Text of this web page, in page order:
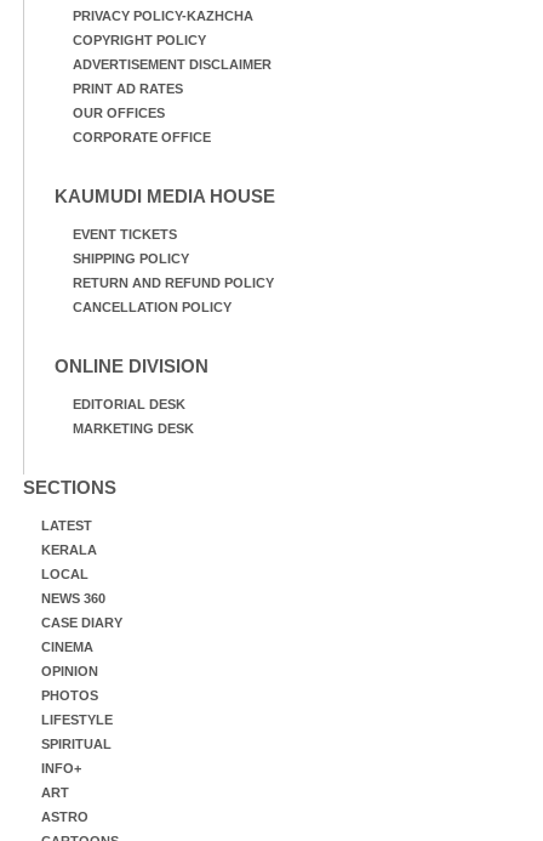
PRIVACY POLICY-KAZHCHA
COPYRIGHT POLICY
ADVERTISEMENT DISCLAIMER
PRINT AD RATES
OUR OFFICES
CORPORATE OFFICE
KAUMUDI MEDIA HOUSE
EVENT TICKETS
SHIPPING POLICY
RETURN AND REFUND POLICY
CANCELLATION POLICY
ONLINE DIVISION
EDITORIAL DESK
MARKETING DESK
SECTIONS
LATEST
KERALA
LOCAL
NEWS 360
CASE DIARY
CINEMA
OPINION
PHOTOS
LIFESTYLE
SPIRITUAL
INFO+
ART
ASTRO